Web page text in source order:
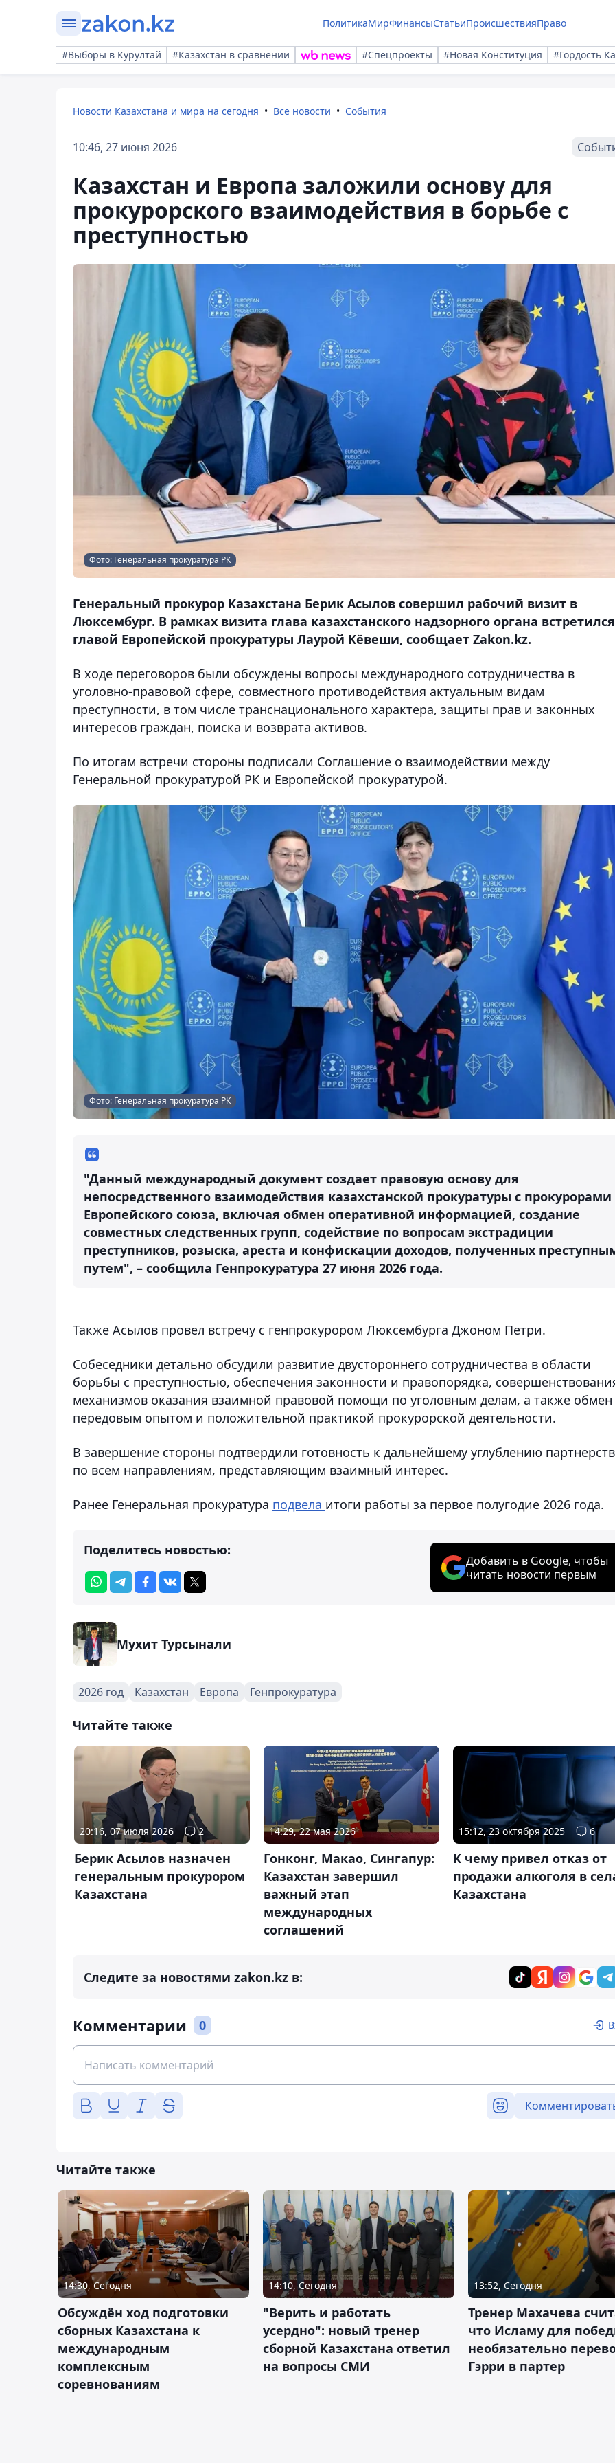
ПолитикаМирФинансыСтатьиПроисшествияПраво
#Выборы в Курултай #Казахстан в сравнении #Спецпроекты #Новая Конституция #Гордость
Новости Казахстана и мира на сегодня Все новости События
10:46, 27 июня 2026
Казахстан и Европа заложили основу для
прокурорского взаимодействия в борьбе с
преступностью
Фото: Генеральная прокуратура РК
Генеральный прокурор Казахстана Берик Асылов совершил рабочий визит в
Люксембург. В рамках визита глава казахстанского надзорного органа
главой Европейской прокуратуры Лаурой Кёвеши, сообщает Zakon.kz.
В ходе переговоров были обсуждены вопросы международного сотрудничества в
уголовно-правовой сфере, совместного противодействия актуальным видам
преступности, в том числе транснационального характера, защиты прав и законных
интересов граждан, поиска и возврата активов.
По итогам встречи стороны подписали Соглашение о взаимодействии между
Генеральной прокуратурой РК и Европейской прокуратурой.
Фото: Генеральная прокуратура РК
"Данный международный документ создает правовую основу для
непосредственного взаимодействия казахстанской прокуратуры с прокурорами
Европейского союза, включая обмен оперативной информацией, создание
совместных следственных групп, содействие по вопросам экстрадиции
преступников, розыска, ареста и конфискации доходов, полученных
путем", – сообщила Генпрокуратура 27 июня 2026 года.
Также Асылов провел встречу с генпрокурором Люксембурга Джоном Петри.
Собеседники детально обсудили развитие двустороннего сотрудничества в области
борьбы с преступностью, обеспечения законности и правопорядка,
механизмов оказания взаимной правовой помощи по уголовным делам, а также обмен
передовым опытом и положительной практикой прокурорской деятельности.
В завершение стороны подтвердили готовность к дальнейшему углублению
по всем направлениям, представляющим взаимный интерес.
Ранее Генеральная прокуратура подвела итоги работы за первое полугодие 2026 года.
Поделитесь новостью:
Добавить в Google, чтобы
читать новости первым
Мухит Турсынали
2026 год Казахстан Европа Генпрокуратура
Читайте также
20:16, 07 июля 2026 2
Берик Асылов назначен
генеральным прокурором
Казахстана
14:29, 22 мая 2026
Гонконг, Макао, Сингапур:
Казахстан завершил
важный этап
международных
соглашений
15:12, 23 октября 2025 6
К чему привел отказ от
продажи алкоголя в
Казахстана
Следите за новостями zakon.kz в:
Комментарии 0
Читайте также
14:30, Сегодня
Обсуждён ход подготовки
сборных Казахстана к
международным
комплексным
соревнованиям
14:10, Сегодня
"Верить и работать
усердно": новый тренер
сборной Казахстана ответил
на вопросы СМИ
13:52, Сегодня
Тренер Махачева
что Исламу для
необязательно
Гэрри в партер